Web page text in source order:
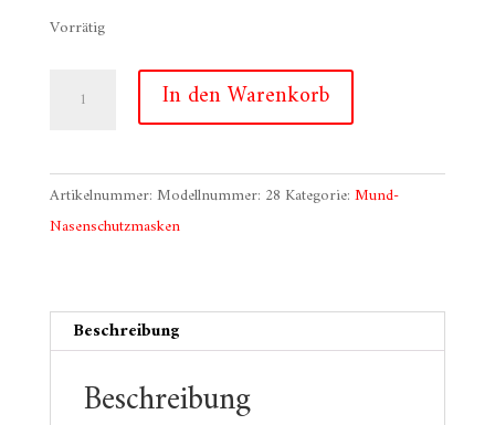
Vorrätig
Schnabelmaske:
Bonbon
In den Warenkorb
Artikelnummer: Modellnummer: 28 Kategorie: Mund-
Nasenschutzmasken
Beschreibung
Beschreibung